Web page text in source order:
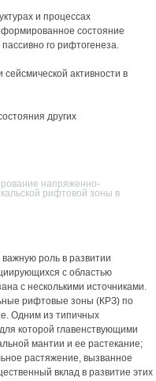
и процессах
состояние
го рифтогенеза.
активности в
других
напряженно-
рифтовой зоны в
роль в развитии
с областью
с несколькими источниками.
рифтовые зоны (КРЗ) по
Одним из типичных
которой главенствующими
мантии и ее растекание;
растяжение, вызванное
вклад в развитие этих